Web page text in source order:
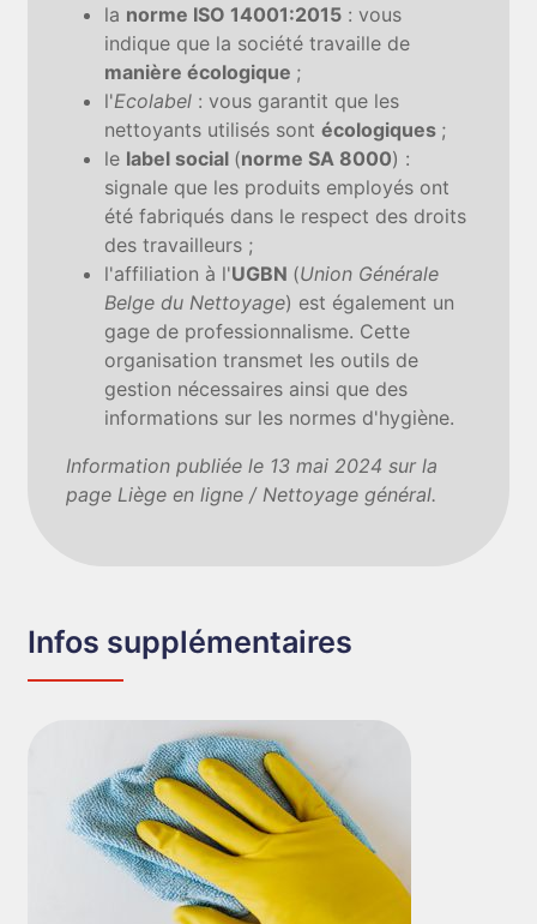
la norme ISO 14001:2015 : vous
indique que la société travaille de
manière écologique ;
l'Ecolabel : vous garantit que les
nettoyants utilisés sontécologiques ;
le label social (norme SA 8000) :
signale que les produits employés ont
été fabriqués dans le respect des droits
des travailleurs ;
l'affiliation à l'UGBN (Union Générale
Belge du Nettoyage) est également un
gage de professionnalisme. Cette
organisation transmet les outils de
gestion nécessaires ainsi que des
informations sur les normes d'hygiène.
Information publiée le 13 mai 2024 sur la
page Liège en ligne / Nettoyage général.
Infos supplémentaires